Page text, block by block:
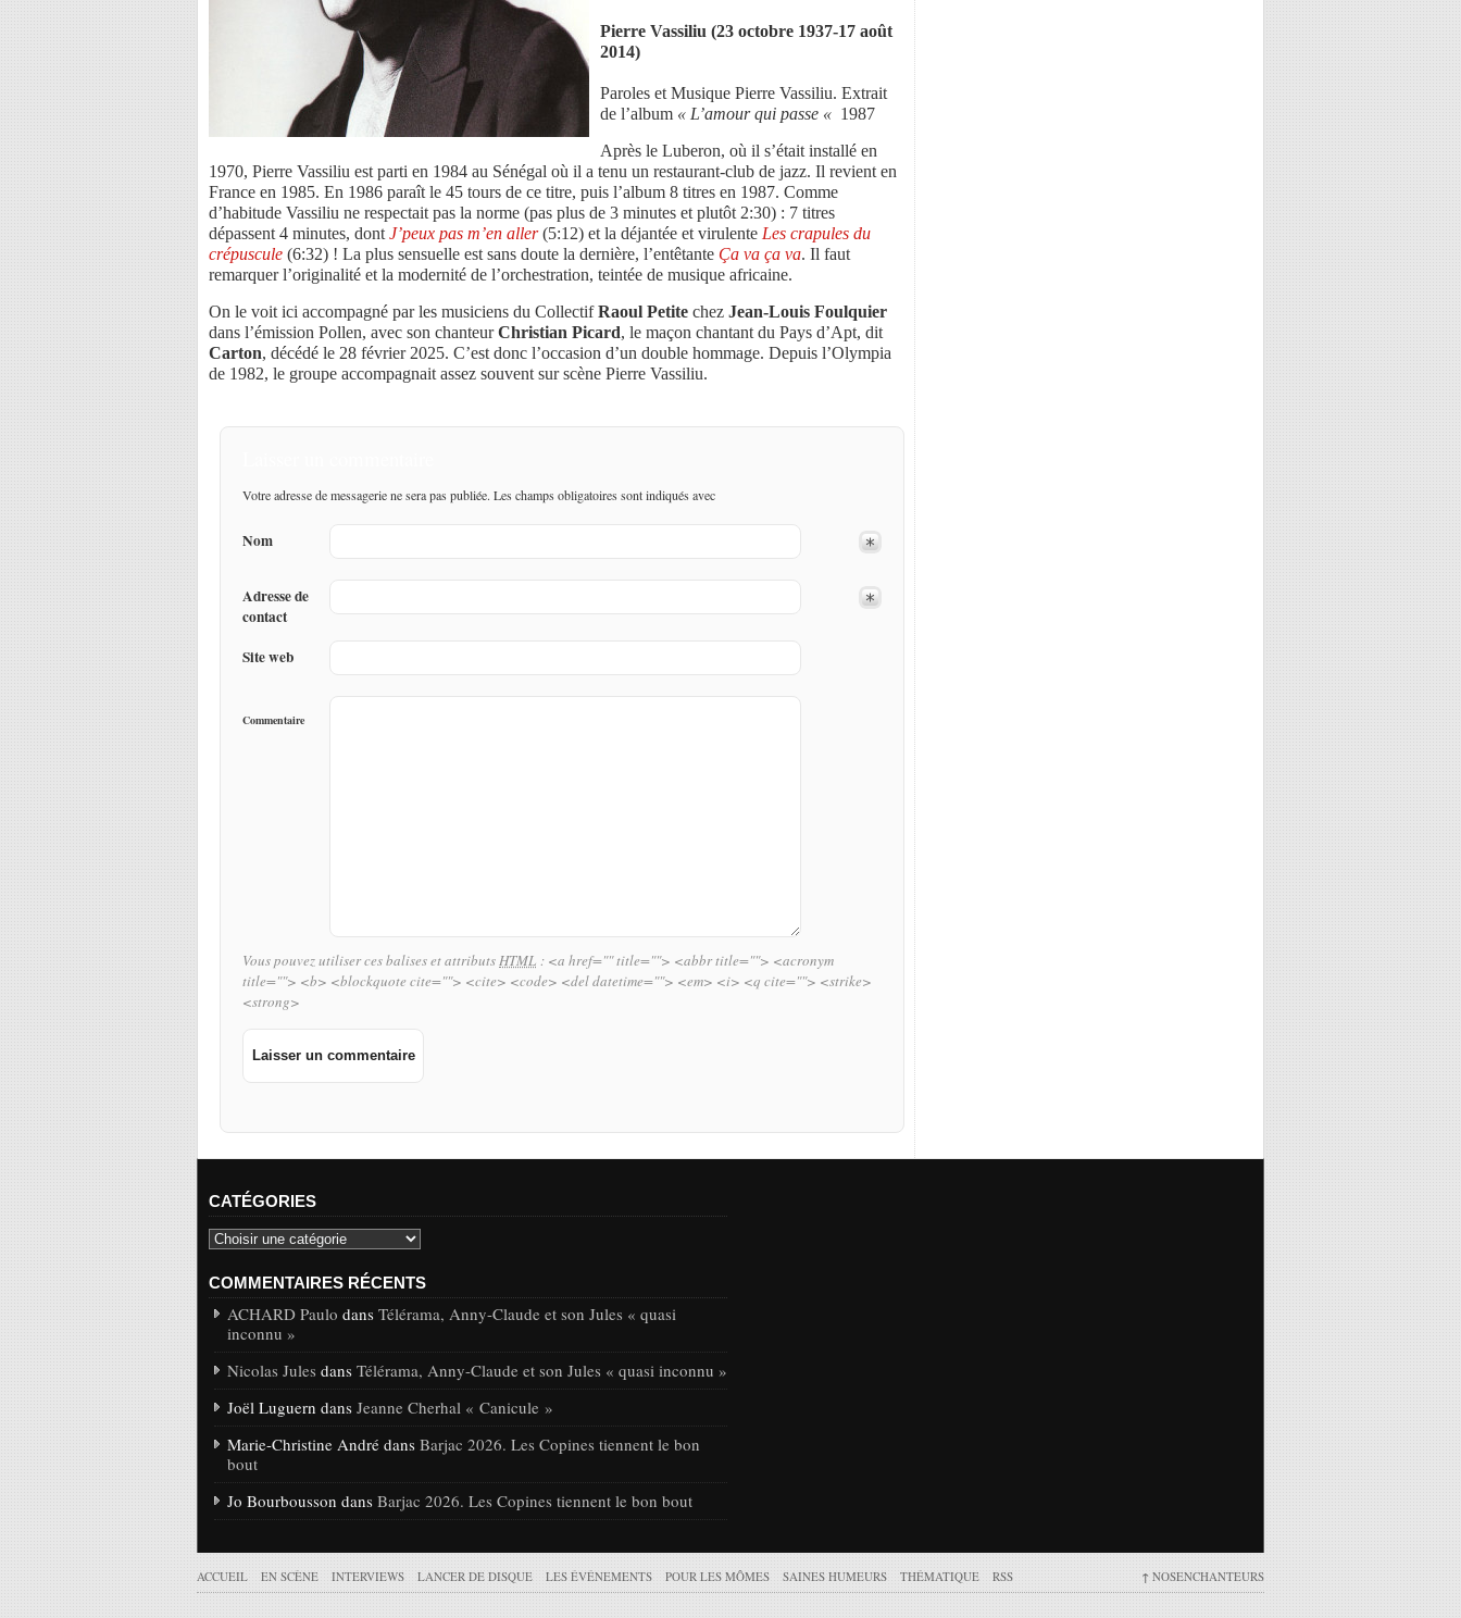
Pierre Vassiliu (23 octobre 1937-17 août
2014)
Paroles et Musique Pierre Vassiliu. Extrait
de l’album « L’amour qui passe « 1987
Après le Luberon, où il s’était installé en
1970, Pierre Vassiliu est parti en 1984 au Sénégal où il a tenu un restaurant-club de jazz. Il revient en
France en 1985. En 1986 paraît le 45 tours de ce titre, puis l’album 8 titres en 1987. Comme
d’habitude Vassiliu ne respectait pas la norme (pas plus de 3 minutes et plutôt 2:30) : 7 titres
dépassent 4 minutes, dont J’peux pas m’en aller(5:12) et la déjantée et virulente Les crapules du
crépuscule (6:32) ! La plus sensuelle est sans doute la dernière, l’entêtante Ça va ça va. Il faut
remarquer l’originalité et la modernité de l’orchestration, teintée de musique africaine.
On le voit ici accompagné par les musiciens du CollectifRaoul Petite chez Jean-Louis Foulquier
dans l’émission Pollen, avec son chanteurChristian Picard, le maçon chantant du Pays d’Apt, dit
Carton, décédé le 28 février 2025. C’est donc l’occasion d’un double hommage. Depuis l’Olympia
de 1982, le groupe accompagnait assez souvent sur scène Pierre Vassiliu.
Votre adresse de messagerie ne sera pas publiée. Les champs obligatoires sont indiqués avec
Nom
Adresse de
contact
Site web
Commentaire
Vous pouvez utiliser ces balises et attributsHTML : <a href="" title=""> <abbr title=""> <acronym
title=""> <b> <blockquote cite=""> <cite> <code> <del datetime=""> <em> <i> <q cite=""> <strike>
<strong>
CATÉGORIES
COMMENTAIRES RÉCENTS
ACHARD Paulo dans Télérama, Anny-Claude et son Jules « quasi
inconnu »
Nicolas Jules dans Télérama, Anny-Claude et son Jules « quasi inconnu »
Joël Luguern dans Jeanne Cherhal « Canicule »
Marie-Christine André dans Barjac 2026. Les Copines tiennent le bon
bout
Jo Bourbousson dans Barjac 2026. Les Copines tiennent le bon bout
ACCUEIL EN SCÈNE INTERVIEWS LANCER DE DISQUE LES ÉVÉNEMENTS POUR LES MÔMES SAINES HUMEURS THÉMATIQUE RSS ↑ NOSENCHANTEURS